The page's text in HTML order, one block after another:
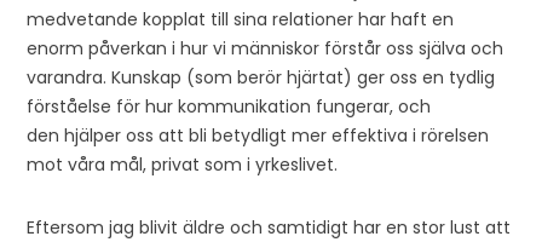
medvetande kopplat till sina relationer har haft en
enorm påverkan i hur vi människor förstår oss själva och
varandra. Kunskap (som berör hjärtat) ger oss en tydlig
förståelse för hur kommunikation fungerar, och
den hjälper oss att bli betydligt mer effektiva i rörelsen
mot våra mål, privat som i yrkeslivet.
Eftersom jag blivit äldre och samtidigt har en stor lust att